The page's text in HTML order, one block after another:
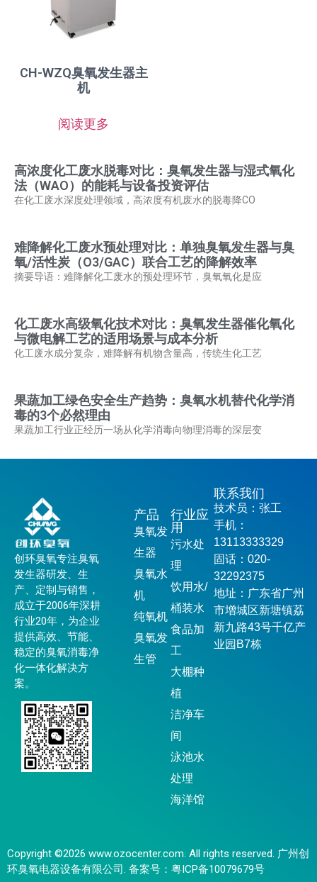
CH-WZQ臭氧发生器主
机
阅读更多
高浓度化工废水脱毒对比：臭氧发生器与湿式氧化
法（WAO）的能耗与设备投资评估
在化工废水深度处理领域，高浓度有机废水的脱毒降CO
难降解化工废水预处理对比：单独臭氧发生器与臭
氧/活性炭（O3/GAC）联合工艺的降解效率
摘要导语：难降解化工废水的预处理环节，臭氧氧化是应
化工废水高级氧化技术对比：臭氧发生器催化氧化
与微电解工艺的适用场景与成本分析
化工废水成分复杂，难降解有机物含量高，传统生化工艺
果蔬加工绿色安全生产趋势：臭氧水机替代化学消
毒的3个必然理由
果蔬加工行业正经历一场从化学消毒向物理消毒的深层变
创环臭氧专注臭氧
发生器研发、生
产、定制与销售，
成立于2006年深耕
行业20年，为企业
提供高效、节能、
稳定的臭氧消毒净
化一体化解决方
案。
产品
臭氧发
生器
臭氧水
机
纯氧机
臭氧发
生管
行业应
用
污水处
理
饮用水/
桶装水
食品加
工
大棚种
植
洁净车
间
泳池水
处理
海洋馆
联系我们
技术员：张工
手机：
13113333329
固话：020-
32292375
地址：广东省广州
市增城区新塘镇荔
新九路43号千亿产
业园B7栋
Copyright ©2026 www.ozocenter.com. All rights reserved. 广州创
环臭氧电器设备有限公司. 备案号： 粤ICP备10079679号